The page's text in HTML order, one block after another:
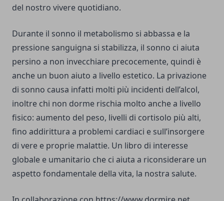
del nostro vivere quotidiano.
Durante il sonno il metabolismo si abbassa e la
pressione sanguigna si stabilizza, il sonno ci aiuta
persino a non invecchiare precocemente, quindi è
anche un buon aiuto a livello estetico. La privazione
di sonno causa infatti molti più incidenti dell’alcol,
inoltre chi non dorme rischia molto anche a livello
fisico: aumento del peso, livelli di cortisolo più alti,
fino addirittura a problemi cardiaci e sull’insorgere
di vere e proprie malattie. Un libro di interesse
globale e umanitario che ci aiuta a riconsiderare un
aspetto fondamentale della vita, la nostra salute.